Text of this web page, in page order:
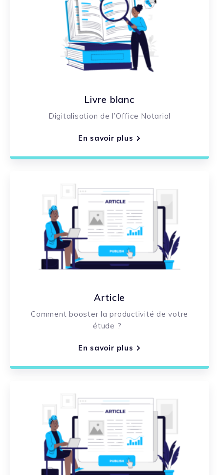
Livre blanc
Digitalisation de l’Office Notarial
En savoir plus
Article
Comment booster la productivité de votre
étude ?
En savoir plus